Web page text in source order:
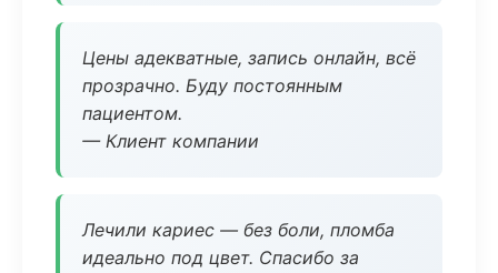
Цены адекватные, запись онлайн, всё
прозрачно. Буду постоянным
пациентом.
— Клиент компании
Лечили кариес — без боли, пломба
идеально под цвет. Спасибо за